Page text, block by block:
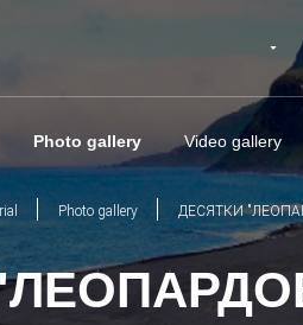
Photo gallery Video gallery
Photo gallery ДЕСЯТКИ